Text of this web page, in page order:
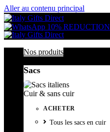
Aller au contenu principal
10% REDUCTION
Nos produits
Sacs
Cuir & sans cuir
ACHETER
Tous les sacs en cuir